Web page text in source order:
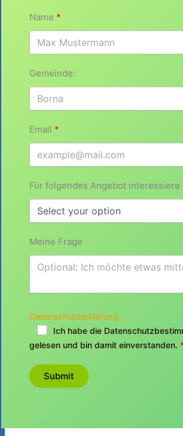
Name
Gemeinde:
Email
Für folgendes Angebot interessiere
Meine Frage
Datenschutzerklärung
Ich habe die
gelesen und bin damit einverstanden.
Submit